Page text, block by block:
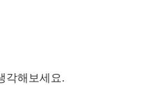
각해보세요.